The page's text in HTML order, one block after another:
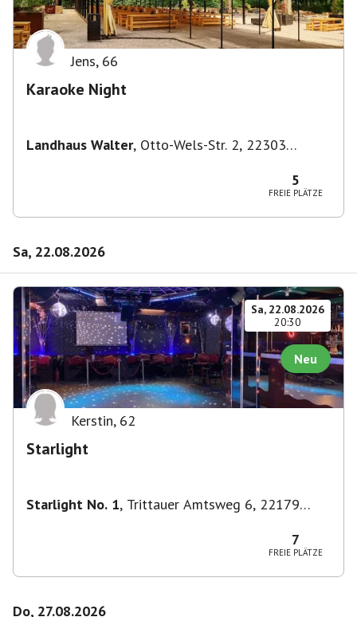
Jens, 66
Karaoke Night
Landhaus Walter, Otto-Wels-Str. 2, 22303
5
FREIE PLÄTZE
Sa, 22.08.2026
Sa, 22.08.2026
20:30
Neu
Kerstin, 62
Starlight
Starlight No. 1, Trittauer Amtsweg 6, 22179
7
FREIE PLÄTZE
Do, 27.08.2026